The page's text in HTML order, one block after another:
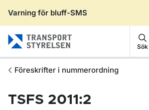
Varning för bluff-SMS
Sök
Föreskrifter i nummerordning
TSFS 2011:2